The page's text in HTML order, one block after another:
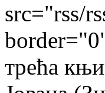
src="rss/
трећа